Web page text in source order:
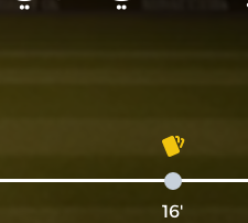
'16